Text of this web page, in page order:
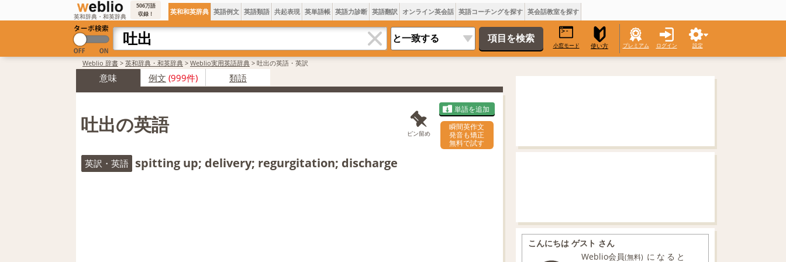
英和辞典・和英辞典
506万語
収録！
英和和英辞典 英語例文 英語類語 共起表現 英単語帳 英語力診断 英語翻訳 オンライン英会話 英語コーチングを探す 英会話教室を探す
小窓モード 使い方 プレミアム ログイン 設定
Weblio 辞書 > 英和辞典・和英辞典 > Weblio実用英語辞典 > 吐出の英語・英訳
意味 例文 (999件) 類語
吐出の英語 ピン留め
単語を追加
瞬間英作文
発音も矯正
無料で試す
英訳・英語 spitting up; delivery; regurgitation; discharge
こんにちは ゲスト さん
Weblio会員(無料) になると